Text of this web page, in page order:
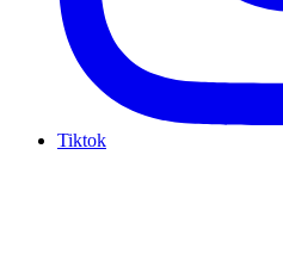
Tiktok